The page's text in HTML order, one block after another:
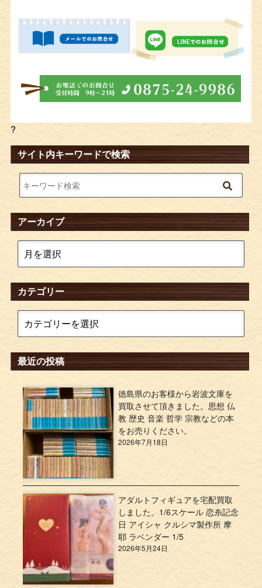
?
サイト内キーワードで検索
アーカイブ
カテゴリー
最近の投稿
徳島県のお客様から岩波文庫を
買取させて頂きました。思想 仏
教 歴史 音楽 哲学 宗教などの本
をお売りください。
2026年7月18日
アダルトフィギュアを宅配買取
しました。1/6スケール 恋糸記念
日 アイシャ クルシマ製作所 摩
耶 ラベンダー 1/5
2026年5月24日